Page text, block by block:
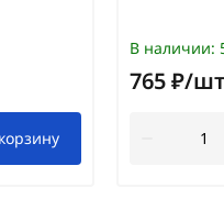
В наличии:
765 ₽/шт